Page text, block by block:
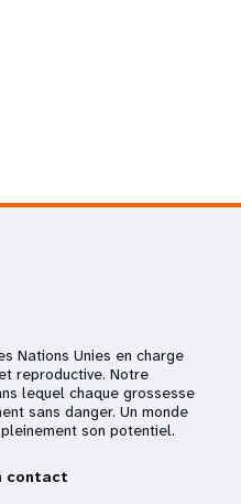
Nations Unies en charge
reproductive. Notre
lequel chaque grossesse
sans danger. Un monde
son potentiel.
contact